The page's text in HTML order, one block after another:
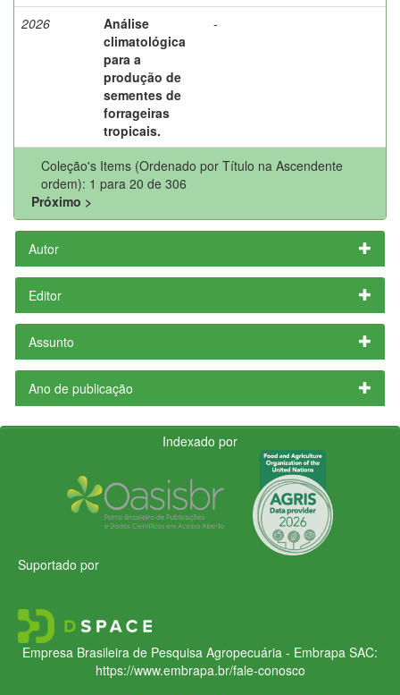
2026
Análise
climatológica
para a
produção de
sementes de
forrageiras
tropicais.
-
Coleção's Items (Ordenado por Título na Ascendente
ordem): 1 para 20 de 306
Próximo >
Autor
Editor
Assunto
Ano de publicação
Indexado por
Suportado por
Empresa Brasileira de Pesquisa Agropecuária - Embrapa SAC:
https://www.embrapa.br/fale-conosco